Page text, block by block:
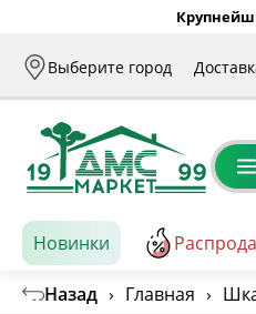
Выберите город
Новинки
Назад › Главная ›